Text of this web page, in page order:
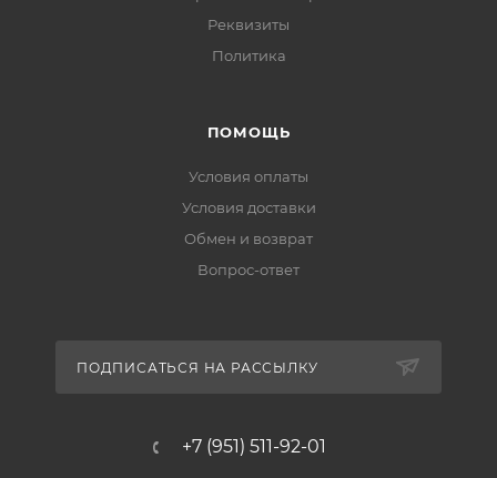
Реквизиты
Политика
ПОМОЩЬ
Условия оплаты
Условия доставки
Обмен и возврат
Вопрос-ответ
ПОДПИСАТЬСЯ НА РАССЫЛКУ
+7 (951) 511-92-01